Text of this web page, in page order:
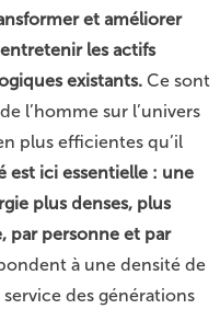
et améliorer
les actifs
existants. Ce sont
l’homme sur l’univers
plus efficientes qu’il
est ici essentielle : une
plus denses, plus
par personne et par
à une densité de
des générations